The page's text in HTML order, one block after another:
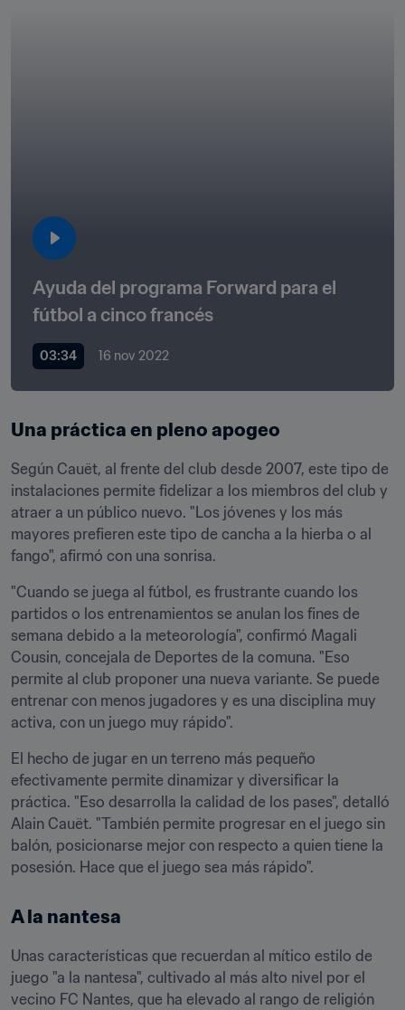
Ayuda del programa Forward para el
fútbol a cinco francés
03:34 16 nov 2022
Una práctica en pleno apogeo
Según Cauët, al frente del club desde 2007, este tipo de
instalaciones permite fidelizar a los miembros del club y
atraer a un público nuevo. "Los jóvenes y los más
mayores prefieren este tipo de cancha a la hierba o al
fango", afirmó con una sonrisa.
"Cuando se juega al fútbol, es frustrante cuando los
partidos o los entrenamientos se anulan los fines de
semana debido a la meteorología", confirmó Magali
Cousin, concejala de Deportes de la comuna. "Eso
permite al club proponer una nueva variante. Se puede
entrenar con menos jugadores y es una disciplina muy
activa, con un juego muy rápido".
El hecho de jugar en un terreno más pequeño
efectivamente permite dinamizar y diversificar la
práctica. "Eso desarrolla la calidad de los pases", detalló
Alain Cauët. "También permite progresar en el juego sin
balón, posicionarse mejor con respecto a quien tiene la
posesión. Hace que el juego sea más rápido".
A la nantesa
Unas características que recuerdan al mítico estilo de
juego "a la nantesa", cultivado al más alto nivel por el
vecino FC Nantes, que ha elevado al rango de religión